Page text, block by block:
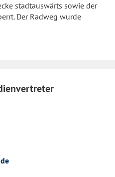
stadtauswärts sowie der
Der Radweg wurde